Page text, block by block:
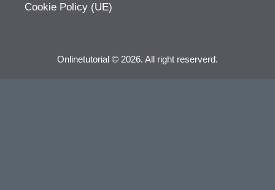
Cookie Policy (UE)
Onlinetutorial © 2026. All right reserverd.